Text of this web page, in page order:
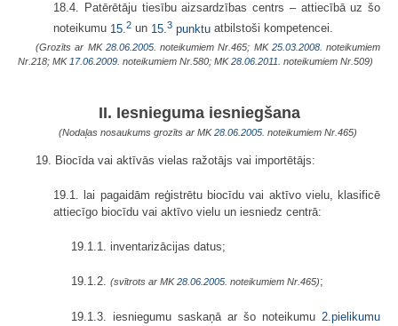
18.4. Patērētāju tiesību aizsardzības centrs – attiecībā uz šo
noteikumu 15. 2 un 15. 3 punktu atbilstoši kompetencei.
(Grozīts ar MK 28.06.2005. noteikumiem Nr.465; MK 25.03.2008. noteikumiem
Nr.218; MK 17.06.2009. noteikumiem Nr.580; MK28.06.2011. noteikumiem Nr.509)
II. Iesnieguma iesniegšana
(Nodaļas nosaukums grozīts ar MK28.06.2005. noteikumiem Nr.465)
19. Biocīda vai aktīvās vielas ražotājs vai importētājs:
19.1. lai pagaidām reģistrētu biocīdu vai aktīvo vielu, klasificē
attiecīgo biocīdu vai aktīvo vielu un iesniedz centrā:
19.1.1. inventarizācijas datus;
19.1.2. (svītrots ar MK28.06.2005. noteikumiem Nr.465);
19.1.3. iesniegumu saskaņā ar šo noteikumu 2.pielikumu